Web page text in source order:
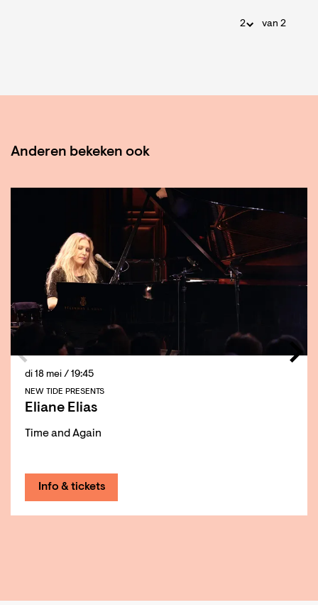
van 2
Anderen bekeken ook
Eliane Elias
Time and Again
NEW TIDE PRESENTS
di 18 mei / 19:45
Info & tickets